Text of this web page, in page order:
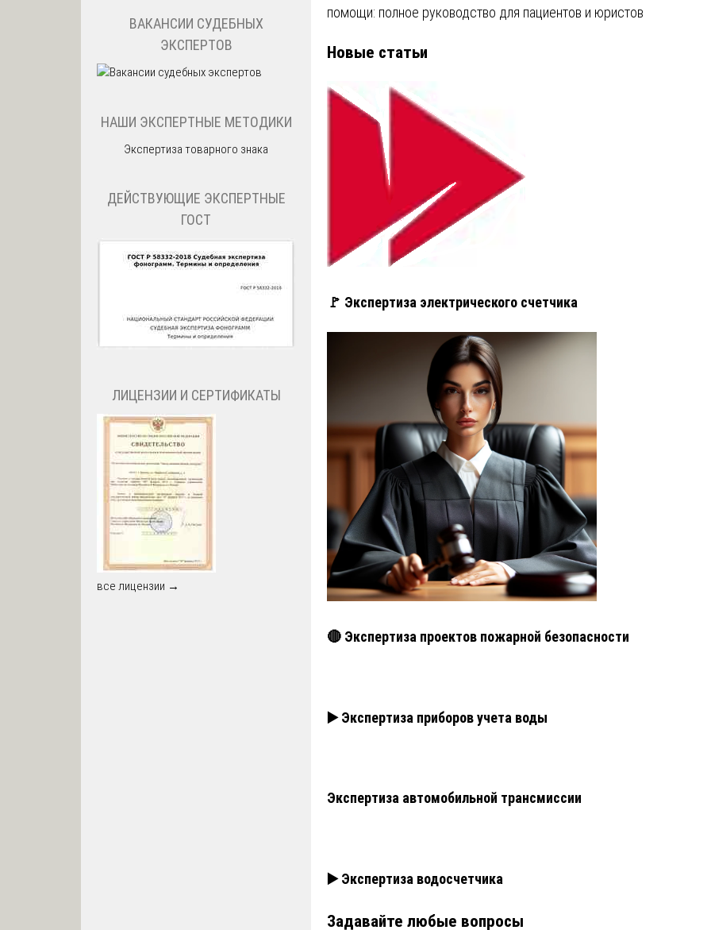
помощи: полное руководство для пациентов и юристов
Новые статьи
🚩 Экспертиза электрического счетчика
🔴 Экспертиза проектов пожарной безопасности
▶️ Экспертиза приборов учета воды
Экспертиза автомобильной трансмиссии
▶️ Экспертиза водосчетчика
Задавайте любые вопросы
ВАКАНСИИ СУДЕБНЫХ
ЭКСПЕРТОВ
НАШИ ЭКСПЕРТНЫЕ МЕТОДИКИ
Экспертиза товарного знака
ДЕЙСТВУЮЩИЕ ЭКСПЕРТНЫЕ
ГОСТ
ЛИЦЕНЗИИ И СЕРТИФИКАТЫ
все лицензии →